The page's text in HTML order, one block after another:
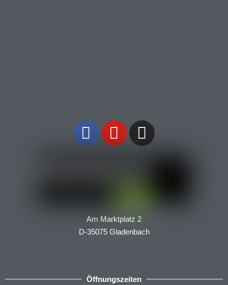
Am Marktplatz 2
D-35075 Gladenbach
Öffnungszeiten